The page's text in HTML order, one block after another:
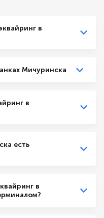
в
Мичуринска
в
есть
в